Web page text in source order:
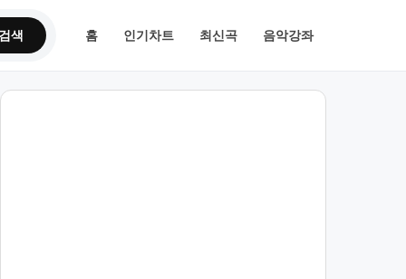
색 홈 인기차트 최신곡 음악강좌